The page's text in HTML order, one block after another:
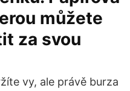
můžete
za svou
vy, ale právě burza